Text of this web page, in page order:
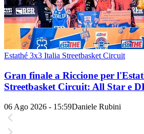
Estathé 3x3 Italia Streetbasket Circuit
Gran finale a Riccione per
Streetbasket Circuit: All Star e
06 Ago 2026 - 15:59Daniele Rubini